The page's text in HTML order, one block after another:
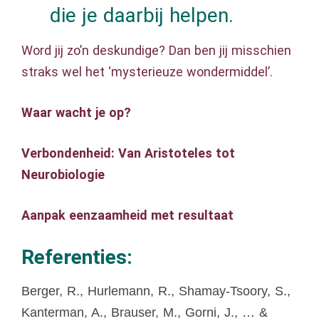
die je daarbij helpen.
Word jij zo’n deskundige? Dan ben jij misschien
straks wel het ‘mysterieuze wondermiddel’.
Waar wacht je op?
Verbondenheid: Van Aristoteles tot
Neurobiologie
Aanpak eenzaamheid met resultaat
Referenties:
Berger, R., Hurlemann, R., Shamay-Tsoory, S.,
Kanterman, A., Brauser, M., Gorni, J., … &